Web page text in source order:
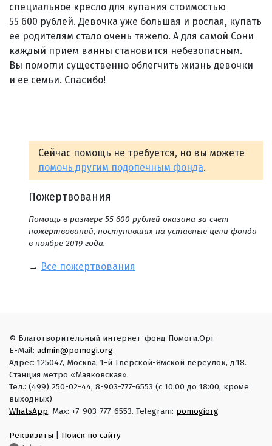
специальное кресло для купания стоимостью
55 600 рублей. Девочка уже большая и рослая, купать
ее родителям стало очень тяжело. А для самой Сони
каждый прием ванны становится небезопасным.
Вы помогли существенно облегчить жизнь девочки
и ее семьи. Спасибо!
Сейчас помощь не требуется, но вы можете
помочь другим подопечным фонда.
Пожертвования
Помощь в размере 55 600 рублей оказана за счет
пожертвований, поступивших на уставные цели фонда
в ноябре 2019 года.
→ Все пожертвования
© Благотворительный интернет-фонд Помоги.Орг
E-Mail: admin@pomogi.org
Адрес: 125047, Москва, 1-й Тверской-Ямской переулок, д.18.
Станция метро «Маяковская».
Тел.: (499) 250-02-44, 8-903-777-6553 (с 10:00 до 18:00, кроме
выходных)
WhatsApp, Max: +7-903-777-6553. Telegram: pomogiorg
Реквизиты
Поиск по сайту